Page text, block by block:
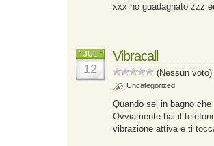
xxx ho guadagnato zzz
JUL
12
Vibracall
(Nessun voto)
Uncategorized
Quando sei in bagno
Ovviamente hai il
vibrazione attiva e ti